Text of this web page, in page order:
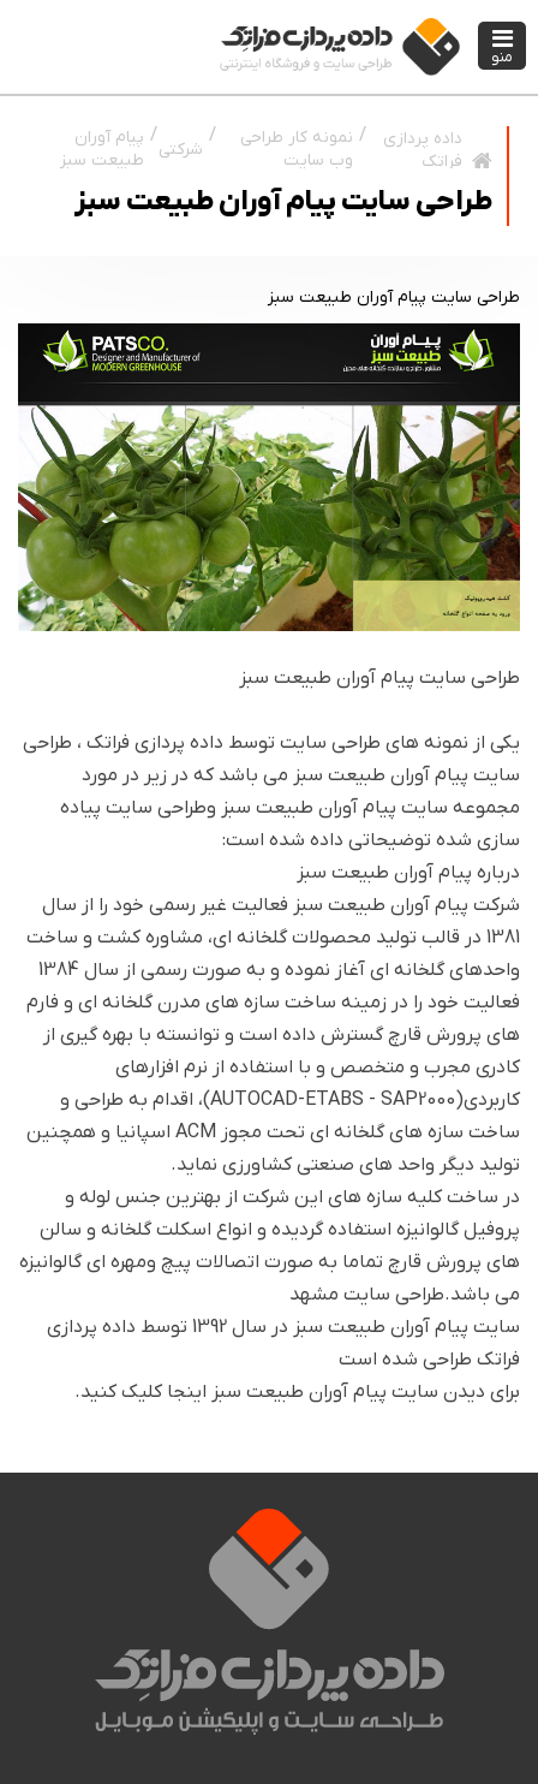
داده پردازی
فراتک
نمونه کار طراحی
وب سایت
شرکتی
پیام آوران
طبیعت سبز
طراحی سایت پیام آوران طبیعت سبز
طراحی سایت پيام آوران طبيعت سبز
طراحی سایت پيام آوران طبيعت سبز
یکی از نمونه های طراحی سایت توسط داده پردازی فراتک ، طراحی
سایت پيام آوران طبيعت سبز می باشد که در زیر در مورد
مجموعه سایت پيام آوران طبيعت سبز وطراحی سایت پیاده
سازی شده توضیحاتی داده شده است:
درباره پيام آوران طبيعت سبز
شركت پيام آوران طبيعت سبز فعالیت غیر رسمی خود را از سال
1381 در قالب تولید محصولات گلخانه ای، مشاوره کشت و ساخت
واحدهای گلخانه ای آغاز نموده و به صورت رسمی از سال 1384
فعالیت خود را در زمینه ساخت سازه های مدرن گلخانه ای و فارم
های پرورش قارچ گسترش داده است و توانسته با بهره گیری از
کادری مجرب و متخصص و با استفاده از نرم افزارهای
کاربردی(AUTOCAD-ETABS - SAP2000)، اقدام به طراحی و
ساخت سازه های گلخانه ای تحت مجوز ACM اسپانیا و همچنین
تولید دیگر واحد های صنعتی کشاورزی نماید.
در ساخت كليه سازه هاي اين شركت از بهترين جنس لوله و
پروفيل گالوانيزه استفاده گردیده و انواع اسکلت گلخانه و سالن
های پرورش قارچ تماما به صورت اتصالات پيچ ومهره اي گالوانيزه
می باشد.طراحی سایت مشهد
سایت پيام آوران طبيعت سبز در سال 1392 توسط داده پردازی
فراتک طراحی شده است
برای دیدن سایت پيام آوران طبيعت سبز اینجا کلیک کنید.
منو